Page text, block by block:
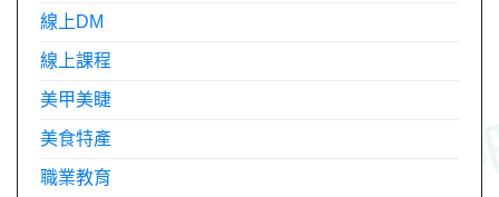
線上DM
線上課程
美甲美睫
美食特產
職業教育